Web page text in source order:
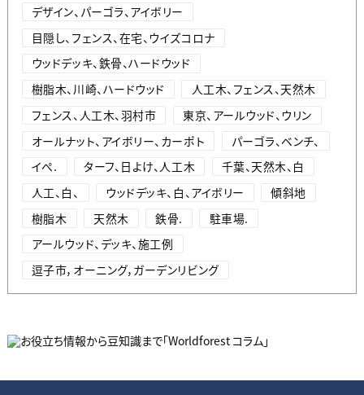
デザイン、パーゴラ、アイボリー
目隠し、フェンス、在宅、ウイズコロナ
ウッドデッキ、鉄骨、ハードウッド
樹脂木、川崎、ハードウッド
人工木、フェンス、天然木
フェンス、人工木、羽村市
東京、アールウッド、ウリン
オールナット、アイボリー、カーポト
パーゴラ、ベンチ、
イぺ.
ターフ、日よけ、人工木
千葉、天然木、白
人工、白、
ウッドデッキ、白、アイボリー
傾斜地
樹脂木
天然木 鉄骨.
駐車場.
アールウッド、デッキ、施工例
逗子市，オーニング，ガーデンリビング